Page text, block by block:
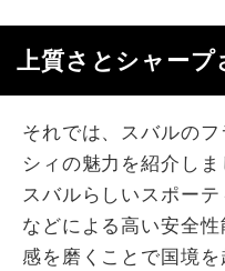
上質さとシャープ
それでは、スバルの
シィの魅力を紹介し
スバルらしいスポー
などによる高い安全
感を磨くことで国境